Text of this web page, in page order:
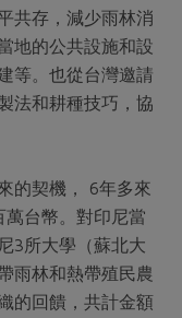
共存，減少雨林消
地的公共設施和設
等。也從台灣邀請
法和耕種技巧，協
的契機， 6年多來
台幣。對印尼當
3所大學（蘇北大
雨林和熱帶殖民農
的回饋，共計金額